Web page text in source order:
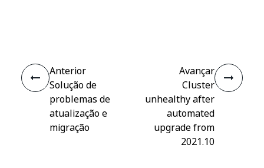
Anterior
Solução de
problemas de
atualização e
migração
Avançar
Cluster
unhealthy after
automated
upgrade from
2021.10